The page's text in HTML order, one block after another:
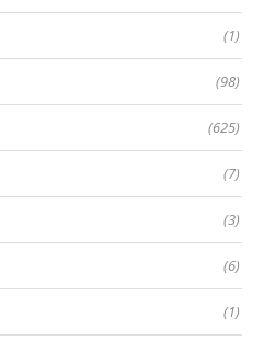
(1)
(98)
(625)
(7)
(3)
(6)
(1)